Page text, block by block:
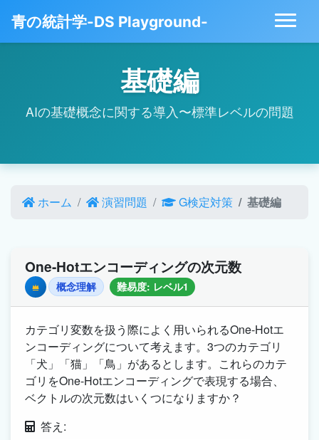
青の統計学-DS Playground-
基礎編
AIの基礎概念に関する導入〜標準レベルの問題
ホーム 演習問題 G検定対策 基礎編
One-Hotエンコーディングの次元数
Premium概念理解 難易度: レベル1
カテゴリ変数を扱う際によく用いられるOne-Hotエ
ンコーディングについて考えます。3つのカテゴリ
「犬」「猫」「鳥」があるとします。これらのカテ
ゴリをOne-Hotエンコーディングで表現する場合、
ベクトルの次元数はいくつになりますか？
答え: